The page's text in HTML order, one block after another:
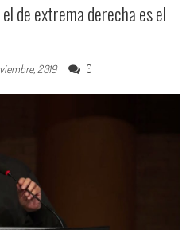
de extrema derecha es el
2019 0